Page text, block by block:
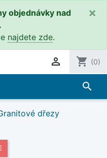
objednávky nad
najdete zde.
×
 shopping_cart (0)
search
dřezy